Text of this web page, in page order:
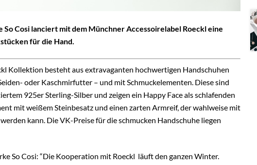
So Cosi lanciert mit dem Münchner Accessoirelabel Roeckl eine
für die Hand.
Kollektion besteht aus extravaganten hochwertigen Handschuhen
oder Kaschmirfutter – und mit Schmuckelementen. Diese sind
925er Sterling-Silber und zeigen ein Happy Face als schlafenden
mit weißem Steinbesatz und einen zarten Armreif, der wahlweise mit
kann. Die VK-Preise für die schmucken Handschuhe liegen
So Cosi: “Die Kooperation mit Roeckl läuft den ganzen Winter.